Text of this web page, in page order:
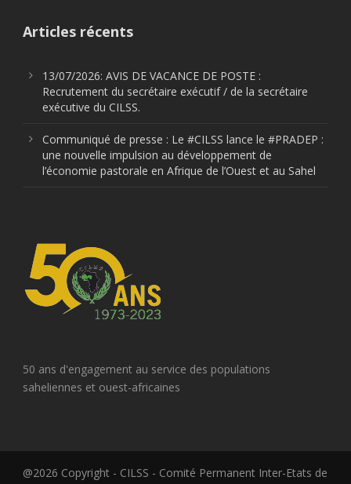
Articles récents
13/07/2026: AVIS DE VACANCE DE POSTE :
Recrutement du secrétaire exécutif / de la secrétaire
exécutive du CILSS.
Communiqué de presse : Le #CILSS lance le #PRADEP :
une nouvelle impulsion au développement de
l’économie pastorale en Afrique de l’Ouest et au Sahel
50 ans d'engagement au service des populations
saheliennes et ouest-africaines
@2026 Copyright - CILSS - Comité Permanent Inter-Etats de